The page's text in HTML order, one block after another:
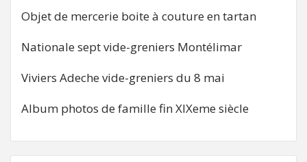
Objet de mercerie boite à couture en tartan
Nationale sept vide-greniers Montélimar
Viviers Adeche vide-greniers du 8 mai
Album photos de famille fin XIXeme siècle